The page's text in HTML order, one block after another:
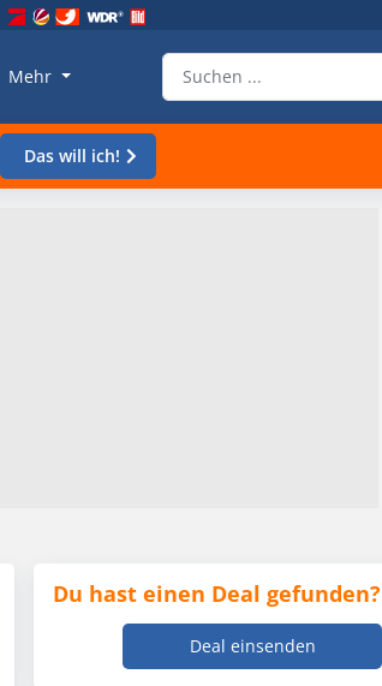
Mehr
Das will ich!
Du hast einen Deal gefunden?
Deal einsenden